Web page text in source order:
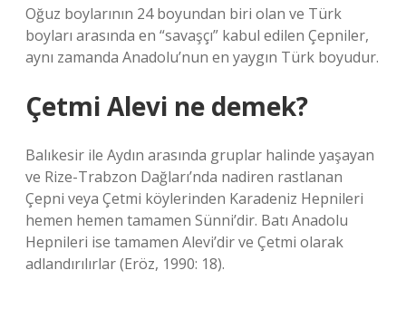
Oğuz boylarının 24 boyundan biri olan ve Türk
boyları arasında en “savaşçı” kabul edilen Çepniler,
aynı zamanda Anadolu’nun en yaygın Türk boyudur.
Çetmi Alevi ne demek?
Balıkesir ile Aydın arasında gruplar halinde yaşayan
ve Rize-Trabzon Dağları’nda nadiren rastlanan
Çepni veya Çetmi köylerinden Karadeniz Hepnileri
hemen hemen tamamen Sünni’dir. Batı Anadolu
Hepnileri ise tamamen Alevi’dir ve Çetmi olarak
adlandırılırlar (Eröz, 1990: 18).